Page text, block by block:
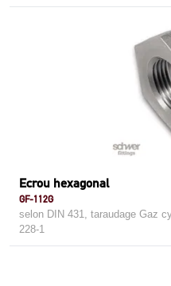
Ecrou hexagonal
GF-112G
selon DIN 431, taraudage Gaz
228-1